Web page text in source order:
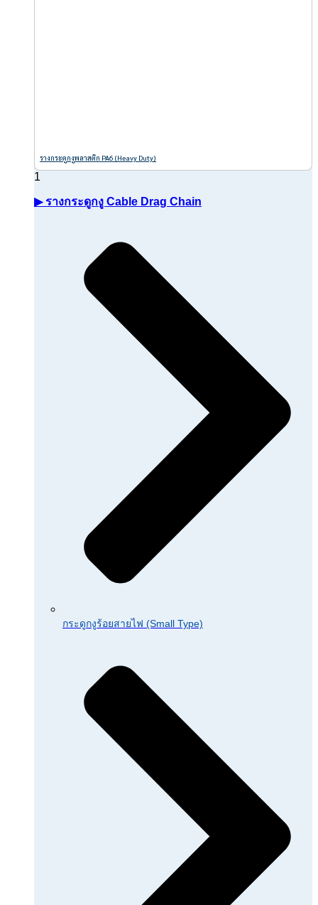
รางกระดูกงูพลาสติก PA6 (Heavy Duty)
▶ รางกระดูกงู Cable Drag Chain
กระดูกงูร้อยสายไฟ (Small Type)